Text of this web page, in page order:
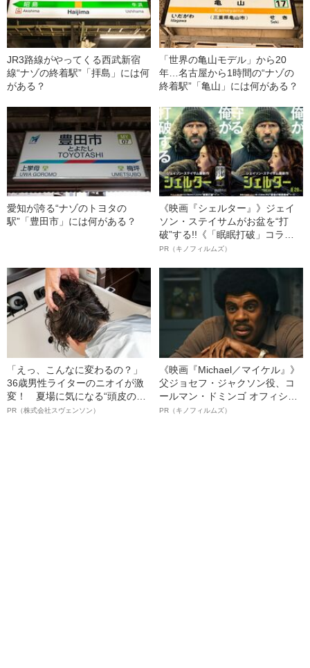
JR3路線がやってくる西武新宿
線“ナゾの終着駅”「拝島」には何
がある？
「世界の亀山モデル」から20
年…名古屋から1時間の“ナゾの
終着駅”「亀山」には何がある？
愛知が誇る“ナゾのトヨタの
駅”「豊田市」には何がある？
《映画『シェルター』》ジェイ
ソン・ステイサムがお盆を“打
破”する!!《「眠眠打破」コラ
ボ》
PR（キノフィルムズ）
「えっ、こんなに変わるの？」
36歳男性ライターのニオイが激
変！ 夏場に気になる“頭皮のニ
オイ”や“ベタつき”を解消す
PR（株式会社スヴェンソン）
《映画『Michael／マイケル』》
父ジョセフ・ジャクソン役、コ
ールマン・ドミンゴ オフィシャ
ルインタビュー“観客を魅了した
PR（キノフィルムズ）